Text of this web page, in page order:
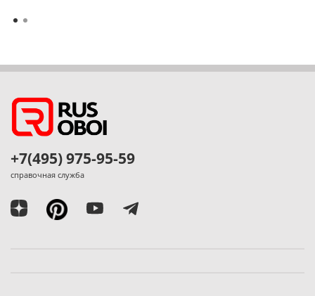
+7(495) 975-95-59
справочная служба